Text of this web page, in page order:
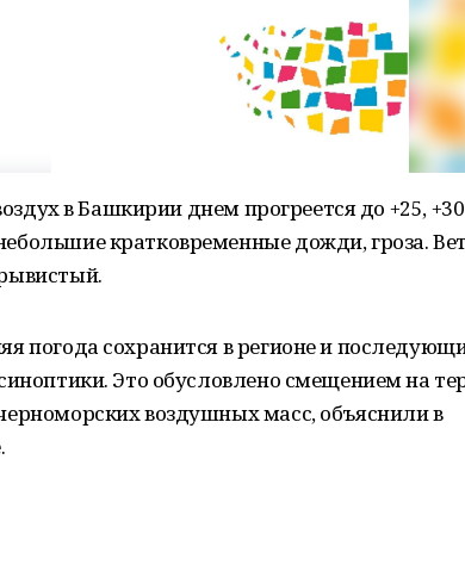
в Башкирии днем прогреется до +25,
кратковременные дожди, гроза.
погода сохранится в регионе и
Это обусловлено смещением на
воздушных масс, объяснили в